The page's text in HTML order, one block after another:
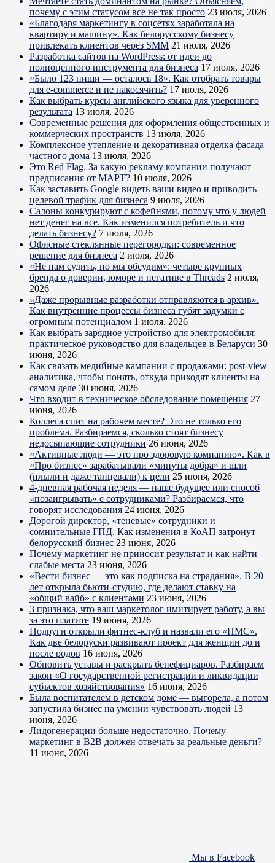
почему с этим статусом все не так просто 23 июля, 2026
«Благодаря маркетингу в соцсетях заработала на
квартиру и машину». Как белорусскому бизнесу
привлекать клиентов через SMM 21 июля, 2026
Разработка сайтов на WordPress: от идеи до
полноценного инструмента для бизнеса 17 июля, 2026
«Было 123 ниши — осталось 18». Как отобрать товары
для e-commerce и не накосячить? 17 июля, 2026
Как выбрать курсы английского языка для уверенного
результата 13 июля, 2026
Современные решения для оформления общественных и
коммерческих пространств 13 июля, 2026
Комплексное утепление и декоративная отделка фасада
частного дома 13 июля, 2026
Это Red Flag. За какую рекламу компании получают
предписания от МАРТ? 10 июля, 2026
Как заставить Google видеть ваши видео и приводить
целевой трафик для бизнеса 9 июля, 2026
Салоны конкурируют с кофейнями, потому что у людей
нет денег на все. Как изменился потребитель и что
делать бизнесу? 7 июля, 2026
Офисные стеклянные перегородки: современное
решение для бизнеса 2 июля, 2026
«Не нам судить, но мы обсудим»: четыре крупных
бренда о доверии, юморе и негативе в Threads 2 июля,
2026
«Даже прорывные разработки отправляются в архив».
Как внутренние процессы бизнеса губят задумки с
огромным потенциалом 1 июля, 2026
Как выбрать зарядное устройство для электромобиля:
практическое руководство для владельцев в Беларуси 30
июня, 2026
Как связать медийные кампании с продажами: post-view
аналитика, чтобы понять, откуда приходят клиенты на
самом деле 30 июня, 2026
Что входит в техническое обследование помещения 27
июня, 2026
Коллега спит на рабочем месте? Это не только его
проблема. Разбираемся, сколько стоят бизнесу
недосыпающие сотрудники 26 июня, 2026
«Активные люди — это про здоровую компанию». Как в
«Про бизнес» зарабатывали «минуты добра» и шли
(плыли и даже танцевали) к цели 25 июня, 2026
4-дневная рабочая неделя — наше будущее или способ
«позаигрывать» с сотрудниками? Разбираемся, что
говорят исследования 24 июня, 2026
Дорогой директор, «теневые» сотрудники и
сомнительные ГПД. Как изменения в КоАП затронут
белорусский бизнес 23 июня, 2026
Почему маркетинг не приносит результат и как найти
слабые места 23 июня, 2026
«Вести бизнес — это как подписка на страдания». В 20
лет открыла бьюти-студию, где делают ставку на
«общий вайб» с клиентами 23 июня, 2026
3 признака, что ваш маркетолог имитирует работу, а вы
за это платите 19 июня, 2026
Подруги открыли фитнес-клуб и назвали его «ПМС».
Как две белоруски развивают проект для женщин до и
после родов 16 июня, 2026
Обновить уставы и раскрыть бенефициаров. Разбираем
закон «О государственной регистрации и ликвидации
субъектов хозяйствования» 16 июня, 2026
Была воспитателем в детском доме — выгорела, а потом
запустила бизнес на умении чувствовать людей 13
июня, 2026
Лидогенерации больше недостаточно. Почему
маркетинг в B2B должен отвечать за реальные деньги?
11 июня, 2026
Мы в Facebook